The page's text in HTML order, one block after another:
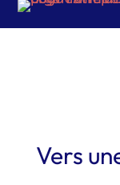
Vers